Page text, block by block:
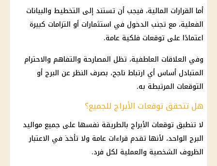
أما القرارات المالية، فيجب أن تستند إلى التخطيط والبيانات
الفعلية، مع تجنب الدخول في استثمارات أو التزامات كبيرة
اعتمادًا على توقعات فلكية عامة.
وفي العلاقات العاطفية، تظل المصارحة والتفاهم والاحترام
المتبادل أساس أي ارتباط ناجح، بصرف النظر عن البرج أو
التوقعات المرتبطة به.
هل تتحقق توقعات الأبراج للجميع؟
لا تنطبق توقعات الأبراج بالطريقة نفسها على جميع مواليد
البرج الواحد، لأنها تقدم قراءات عامة ولا تأخذ في الاعتبار
الظروف الشخصية والعملية لكل فرد.